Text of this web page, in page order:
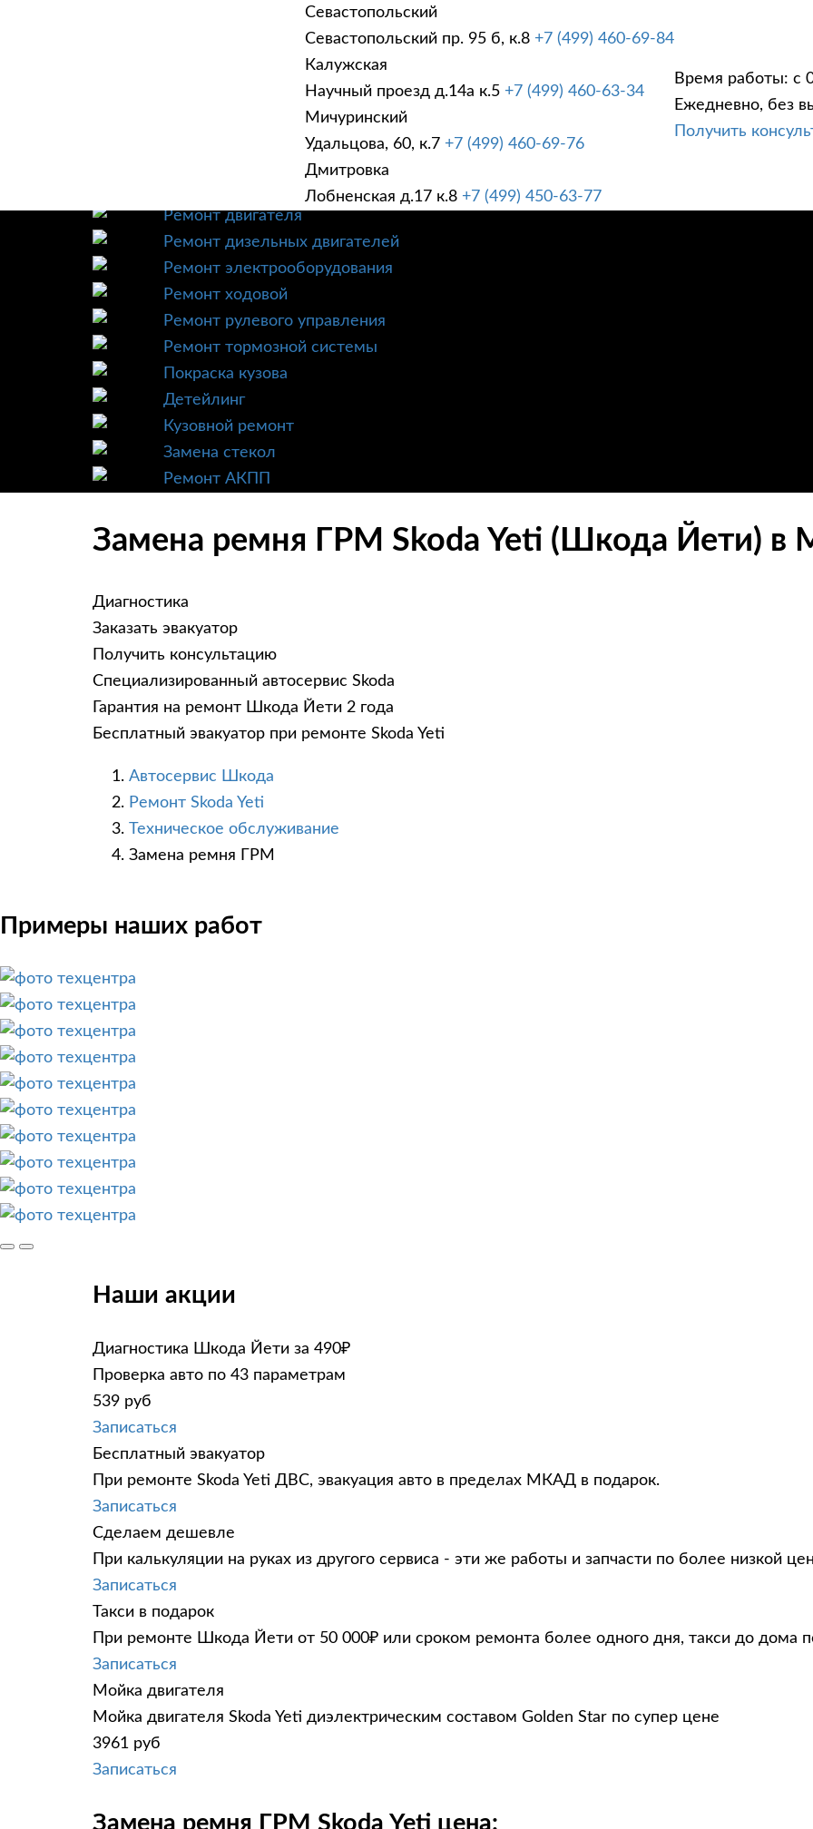
Севастопольский
Севастопольский пр. 95 б, к.8 +7 (499) 460-69-84
Калужская
Научный проезд д.14а к.5 +7 (499) 460-63-34
Мичуринский
Удальцова, 60, к.7 +7 (499) 460-69-76
Дмитровка
Лобненская д.17 к.8 +7 (499) 450-63-77
Время работы: с
Ежедневно, без
Получить
УСЛУГИ
Техническое обслуживание
Ремонт трансмиссии
Ремонт двигателя
Ремонт дизельных двигателей
Ремонт электрооборудования
Ремонт ходовой
Ремонт рулевого управления
Ремонт тормозной системы
Покраска кузова
Детейлинг
Кузовной ремонт
Замена стекол
Ремонт АКПП
Замена ремня ГРМ Skoda Yeti (Шкода Йети) в
Диагностика
Заказать эвакуатор
Получить консультацию
Специализированный автосервис Skoda
Гарантия на ремонт Шкода Йети 2 года
Бесплатный эвакуатор при ремонте Skoda Yeti
Автосервис Шкода
Ремонт Skoda Yeti
Техническое обслуживание
Замена ремня ГРМ
Примеры наших работ
Наши акции
Диагностика Шкода Йети за 490₽
Проверка авто по 43 параметрам
539 руб
Записаться
Бесплатный эвакуатор
При ремонте Skoda Yeti ДВС, эвакуация авто в пределах МКАД в подарок.
Записаться
Сделаем дешевле
При калькуляции на руках из другого сервиса - эти же работы и запчасти по более низкой
Записаться
Такси в подарок
При ремонте Шкода Йети от 50 000₽ или сроком ремонта более одного дня, такси до дома
Записаться
Мойка двигателя
Мойка двигателя Skoda Yeti диэлектрическим составом Golden Star по супер цене
3961 руб
Записаться
Замена ремня ГРМ Skoda Yeti цена: